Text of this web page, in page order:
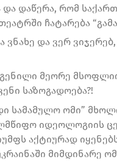
და დაწერა, რომ
ჩატარება
და ვერ
მეორე
საზოგადოება?!
სამამულო ომი”
იდეოლოგიის
აქტიურად
მიმდინარე